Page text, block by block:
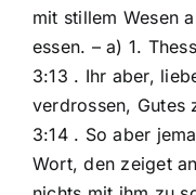
mit stillem Wesen
essen. – a) 1.
3:13 . Ihr aber,
verdrossen, Gutes
3:14 . So aber
Wort, den zeiget